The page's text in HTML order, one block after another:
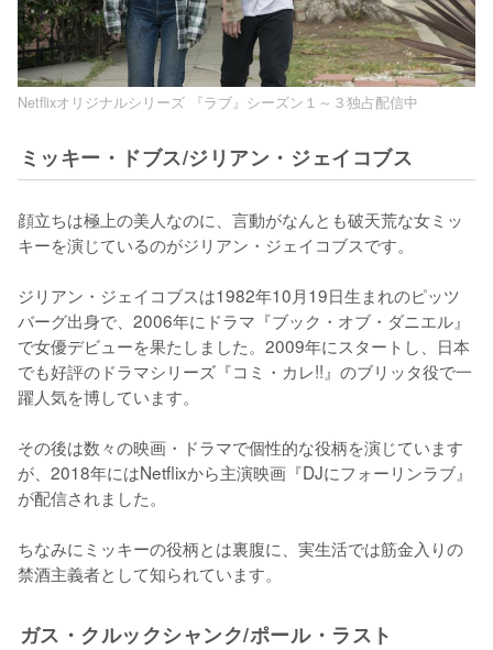
Netflixオリジナルシリーズ 『ラブ』シーズン１～３独占配信中
ミッキー・ドブス/ジリアン・ジェイコブス
顔立ちは極上の美人なのに、言動がなんとも破天荒な女ミッ
キーを演じているのがジリアン・ジェイコブスです。
ジリアン・ジェイコブスは1982年10月19日生まれのピッツ
バーグ出身で、2006年にドラマ『ブック・オブ・ダニエル』
で女優デビューを果たしました。2009年にスタートし、日本
でも好評のドラマシリーズ『コミ・カレ!!』のブリッタ役で一
躍人気を博しています。
その後は数々の映画・ドラマで個性的な役柄を演じています
が、2018年にはNetflixから主演映画『DJにフォーリンラブ』
が配信されました。
ちなみにミッキーの役柄とは裏腹に、実生活では筋金入りの
ガス・クルックシャンク/ポール・ラスト